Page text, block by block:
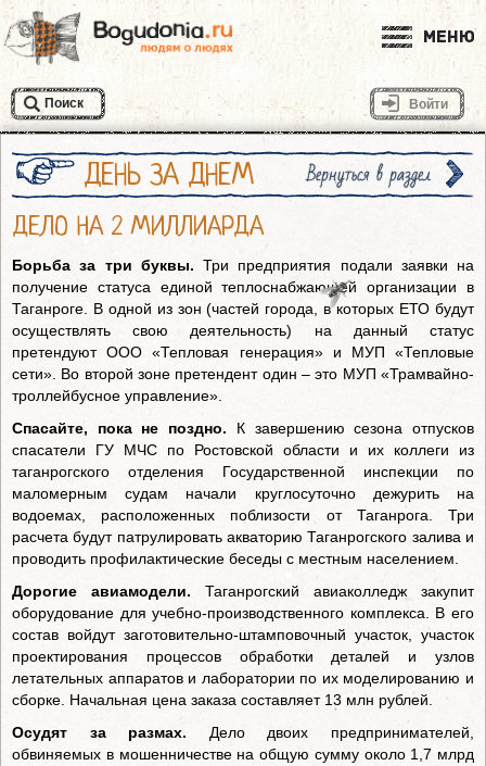
Меню
Поиск Войти
ДЕНЬ ЗА ДНЕМ Вернуться в раздел
ДЕЛО НА 2 МИЛЛИАРДА
Борьба за три буквы. Три предприятия подали заявки на
получение статуса единой теплоснабжающей организации в
Таганроге. В одной из зон (частей города, в которых ЕТО будут
осуществлять свою деятельность) на данный статус
претендуют ООО «Тепловая генерация» и МУП «Тепловые
сети». Во второй зоне претендент один – это МУП «Трамвайно-
троллейбусное управление».
Спасайте, пока не поздно. К завершению сезона отпусков
спасатели ГУ МЧС по Ростовской области и их коллеги из
таганрогского отделения Государственной инспекции по
маломерным судам начали круглосуточно дежурить на
водоемах, расположенных поблизости от Таганрога. Три
расчета будут патрулировать акваторию Таганрогского залива и
проводить профилактические беседы с местным населением.
Дорогие авиамодели. Таганрогский авиаколледж закупит
оборудование для учебно-производственного комплекса. В его
состав войдут заготовительно-штамповочный участок, участок
проектирования процессов обработки деталей и узлов
летательных аппаратов и лаборатории по их моделированию и
сборке. Начальная цена заказа составляет 13 млн рублей.
Осудят за размах. Дело двоих предпринимателей,
обвиняемых в мошенничестве на общую сумму около 1,7 млрд